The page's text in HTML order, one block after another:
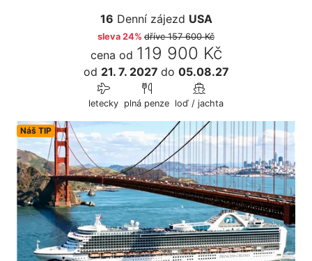
16 Denní zájezd USA
sleva 24% dříve157 600 Kč
cena od 119 900 Kč
od 21. 7. 2027 do 05.08.27
letecky plná penze loď / jachta
Náš TIP